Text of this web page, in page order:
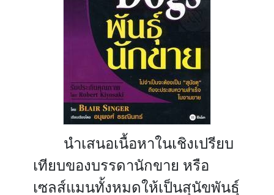
นำเสนอเนื้อหาในเชิงเปรียบ
เทียบของบรรดานักขาย หรือ
เซลส์แมนทั้งหมดให้เป็นสุนัขพันธุ์